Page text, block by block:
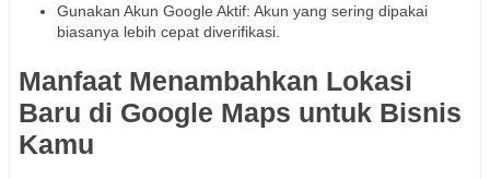
Gunakan Akun Google Aktif: Akun yang sering dipakai
biasanya lebih cepat diverifikasi.
Manfaat Menambahkan Lokasi
Baru di Google Maps untuk Bisnis
Kamu